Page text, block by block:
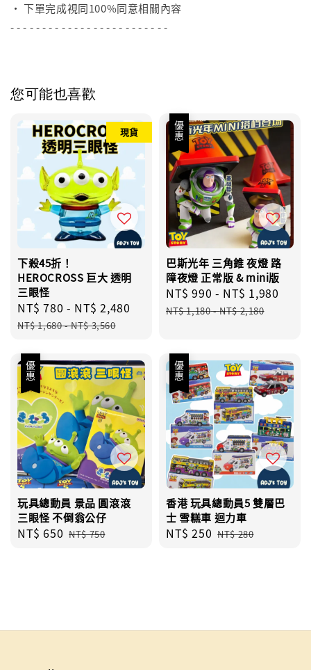
• 下單完成視同100%同意相關內容
- - - - - - - - - - - - - - - - - - - - - - - - -
您可能也喜歡
現貨
下殺45折！
HEROCROSS 巨大 透明
三眼怪
Sale
price
NT$ 780 - NT$ 2,480
Regular
NT$ 1,680-NT$ 3,560
優惠
巴斯光年 三角錐 夜燈 路
障夜燈 正常版 & mini版
Sale
price
NT$ 990 - NT$ 1,980
NT$ 1,180-NT$ 2,180
優惠
玩具總動員 景品 圓滾滾
三眼怪 不倒翁公仔
Sale
NT$ 650 Regular
NT$ 750
優惠
香港 玩具總動員5 雙層巴
士 雪糕車 迴力車
Sale
NT$ 250 Regular
NT$ 280